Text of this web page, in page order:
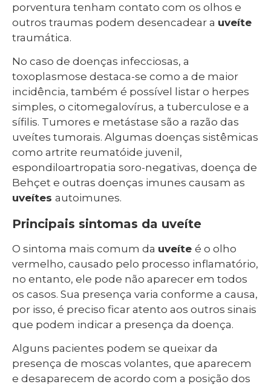
porventura tenham contato com os olhos e
outros traumas podem desencadear a uveíte
traumática.
No caso de doenças infecciosas, a
toxoplasmose destaca-se como a de maior
incidência, também é possível listar o herpes
simples, o citomegalovírus, a tuberculose e a
sífilis. Tumores e metástase são a razão das
uveítes tumorais. Algumas doenças sistêmicas
como artrite reumatóide juvenil,
espondiloartropatia soro-negativas, doença de
Behçet e outras doenças imunes causam as
uveítes autoimunes.
Principais sintomas da uveíte
O sintoma mais comum da uveíte é o olho
vermelho, causado pelo processo inflamatório,
no entanto, ele pode não aparecer em todos
os casos. Sua presença varia conforme a causa,
por isso, é preciso ficar atento aos outros sinais
que podem indicar a presença da doença.
Alguns pacientes podem se queixar da
presença de moscas volantes, que aparecem
e desaparecem de acordo com a posição dos